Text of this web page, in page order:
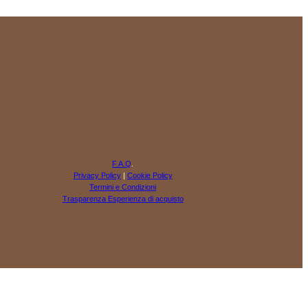
F.A.Q.
Privacy Policy| Cookie Policy
Termini e Condizioni
Trasparenza Esperienza di acquisto